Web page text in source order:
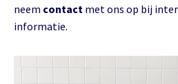
neem contact met ons op bij
informatie.